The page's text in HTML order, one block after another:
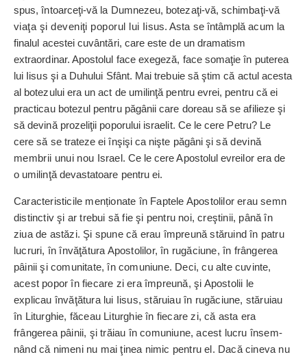
spus, întoarceţi-vă la Dumnezeu, bote­zaţi-vă, schimbaţi-vă
viaţa şi deve­niţi poporul lui Iisus. Asta se întâmplă acum la
finalul acestei cuvântări, care este de un drama­tism
extraordinar. Apostolul face exegeză, face somaţie în puterea
lui Iisus şi a Duhului Sfânt. Mai trebuie să ştim că actul acesta
al botezului era un act de umilinţă pentru evrei, pentru că ei
practicau botezul pentru păgânii care doreau să se afilieze şi
să devină pro­zeliţii poporului israelit. Ce le cere Petru? Le
cere să se trateze ei înşişi ca nişte păgâni şisă devină
membrii unui nou Israel. Ce le cere Apostolul evreilor era de
o umilinţă devastatoare pentru ei.
Caracteristicile menționate în Faptele Apostolilor erau semn
distinctiv şi ar trebui să fie şi pentru noi, creştinii, până în
ziua de astăzi. Şi spune că erau împreună stăruind în patru
lucruri, în învă­ţătura Apostolilor, în rugăciune, în frângerea
pâinii şi comunitate, în comuniune. Deci, cu alte cuvinte,
acest popor în fiecare zi era împreună, şi Apostolii le
explicau învăţătura lui Iisus, stă­ruiau în rugăciune, stăruiau
în Liturghie, făceau Liturghie în fiecare zi, că asta era
frângerea pâinii, şi trăiau în comuniune, acest lucru în­sem­
nând că nimeni nu mai ţinea nimic pentru el. Dacă cineva nu